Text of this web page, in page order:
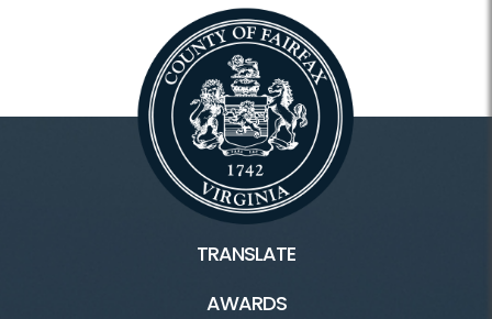
TRANSLATE
AWARDS